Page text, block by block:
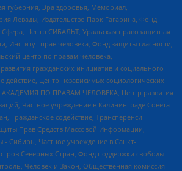
губерния, Эра здоровья, Мемориал,
Левады, Издательство Парк Гагарина, Фонд
Центр СИБАЛЬТ, Уральская правозащитная
Институт прав человека, Фонд защиты гласности,
центр по правам человека,
гражданских инициатив и социального
действие, Центр независимых социологических
АКАДЕМИЯ ПО ПРАВАМ ЧЕЛОВЕКА, Центр развития
Частное учреждение в Калининграде Совета
Гражданское содействие, Трансперенси
Прав Средств Массовой Информации,
- Сибирь, Частное учреждение в Санкт-
Северных Стран, Фонд поддержки свободы
Человек и Закон, Общественная комиссия